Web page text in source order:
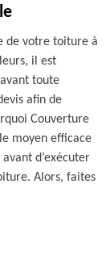
de votre toiture à
il est
toute
afin de
Couverture
moyen efficace
d’exécuter
Alors, faites